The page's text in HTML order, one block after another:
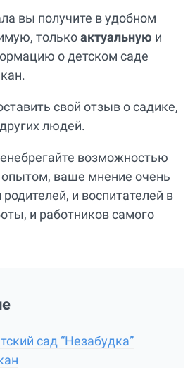
вы получите в удобном
толькоактуальную и
о детском саде
свой отзыв о садике,
людей.
возможностью
опытом, ваше мнение очень
и воспитателей в
и работников самого
сад “Незабудка”